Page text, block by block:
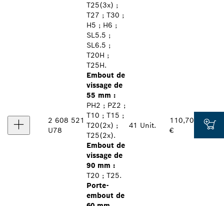
2 608 521
U78
T25(3x) ;
T27 ; T30 ;
H5 ; H6 ;
SL5.5 ;
SL6.5 ;
T20H ;
T25H.
Embout de
vissage de
55 mm :
PH2 ; PZ2 ;
T10 ; T15 ;
T20(2x) ;
T25(2x).
Embout de
vissage de
90 mm :
T20 ; T25.
Porte-
embout de
41 Unit.
110,70
€